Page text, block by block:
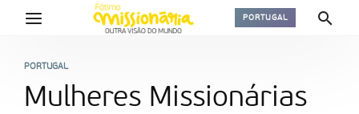
PORTUGAL
PORTUGAL
Mulheres Missionárias